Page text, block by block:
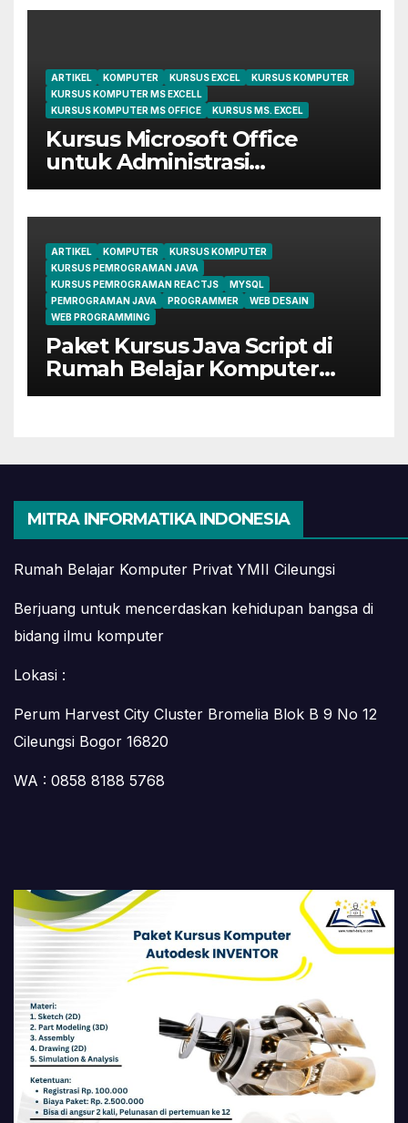
ARTIKEL KOMPUTER KURSUS EXCEL
KURSUS KOMPUTER
KURSUS KOMPUTER MS EXCELL
KURSUS KOMPUTER MS OFFICE
KURSUS MS. EXCEL
Kursus Microsoft Office
untuk Administrasi
Perkantoran di Cileungsi
ARTIKEL KOMPUTER
KURSUS KOMPUTER
KURSUS PEMROGRAMAN JAVA
KURSUS PEMROGRAMAN REACTJS
MYSQL
PEMROGRAMAN JAVA
PROGRAMMER
WEB DESAIN
WEB PROGRAMMING
Paket Kursus Java Script di
Rumah Belajar Komputer
YMII Cileungsi
MITRA INFORMATIKA INDONESIA
Rumah Belajar Komputer Privat YMII Cileungsi
Berjuang untuk mencerdaskan kehidupan bangsa di
bidang ilmu komputer
Lokasi :
Perum Harvest City Cluster Bromelia Blok B 9 No 12
Cileungsi Bogor 16820
WA : 0858 8188 5768